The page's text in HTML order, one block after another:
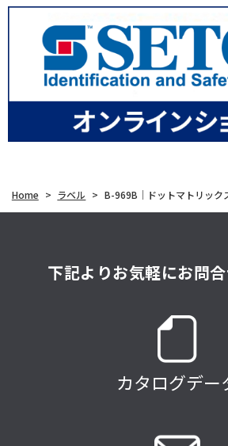
Home > ラベル > B-969B｜ドットマトリック
下記よりお気軽にお問
カタログデー